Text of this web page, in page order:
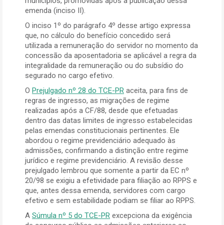
emenda (inciso II).
O inciso 1º do parágrafo 4º desse artigo expressa
que, no cálculo do benefício concedido será
utilizada a remuneração do servidor no momento da
concessão da aposentadoria se aplicável a regra da
integralidade da remuneração ou do subsídio do
segurado no cargo efetivo.
O Prejulgado nº 28 do TCE-PR aceita, para fins de
regras de ingresso, as migrações de regime
realizadas após a CF/88, desde que efetuadas
dentro das datas limites de ingresso estabelecidas
pelas emendas constitucionais pertinentes. Ele
abordou o regime previdenciário adequado às
admissões, confirmando a distinção entre regime
jurídico e regime previdenciário. A revisão desse
prejulgado lembrou que somente a partir da EC nº
20/98 se exigiu a efetividade para filiação ao RPPS e
que, antes dessa emenda, servidores com cargo
efetivo e sem estabilidade podiam se filiar ao RPPS.
A Súmula nº 5 do TCE-PR excepciona da exigência